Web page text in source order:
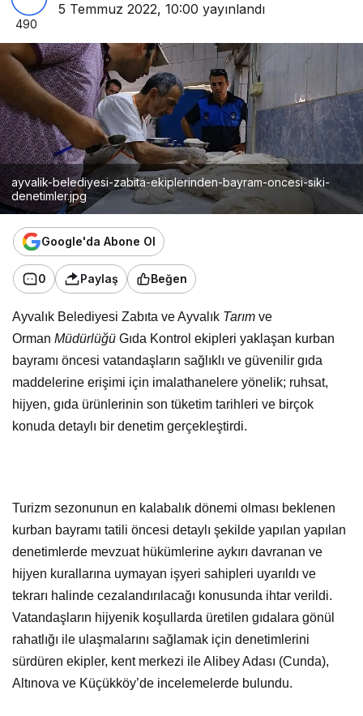
5 Temmuz 2022, 10:00 yayınlandı
490
ayvalik-belediyesi-zabita-ekiplerinden-bayram-oncesi-siki-
denetimler.jpg
Google'da Abone Ol
0 Paylaş Beğen
Ayvalık Belediyesi Zabıta ve Ayvalık Tarım ve
OrmanMüdürlüğü Gıda Kontrol ekipleri yaklaşan kurban
bayramı öncesi vatandaşların sağlıklı ve güvenilir gıda
maddelerine erişimi için imalathanelere yönelik; ruhsat,
hijyen, gıda ürünlerinin son tüketim tarihleri ve birçok
konuda detaylı bir denetim gerçekleştirdi.
Turizm sezonunun en kalabalık dönemi olması beklenen
kurban bayramı tatili öncesi detaylı şekilde yapılan yapılan
denetimlerde mevzuat hükümlerine aykırı davranan ve
hijyen kurallarına uymayan işyeri sahipleri uyarıldı ve
tekrarı halinde cezalandırılacağı konusunda ihtar verildi.
Vatandaşların hijyenik koşullarda üretilen gıdalara gönül
rahatlığı ile ulaşmalarını sağlamak için denetimlerini
sürdüren ekipler, kent merkezi ile Alibey Adası (Cunda),
Altınova ve Küçükköy’de incelemelerde bulundu.